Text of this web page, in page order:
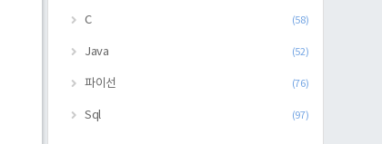
C (58)
Java (52)
파이선 (76)
Sql (97)